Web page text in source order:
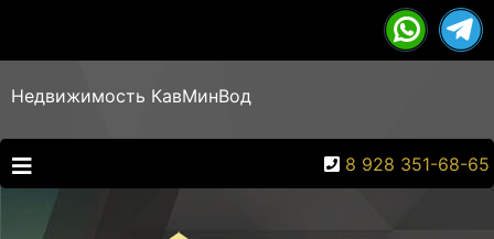
Недвижимость КавМинВод
8 928 351-68-65